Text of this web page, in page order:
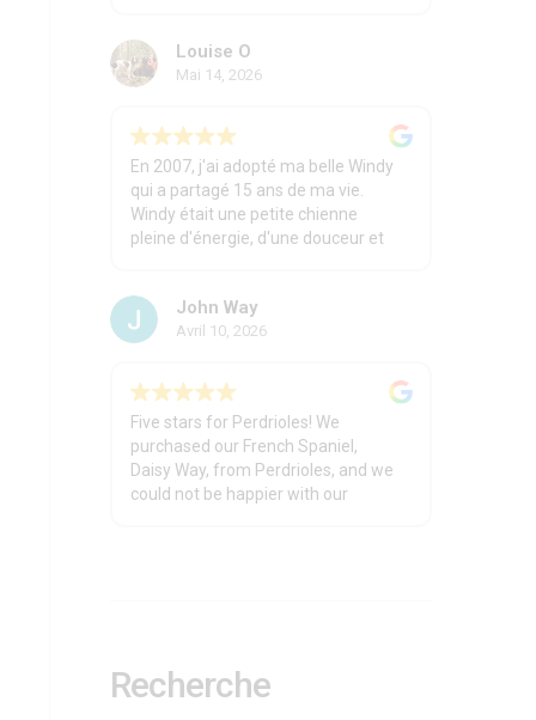
Louise O
Mai 14, 2026
En 2007, j'ai adopté ma belle Windy
qui a partagé 15 ans de ma vie.
Windy était une petite chienne
pleine d'énergie, d'une douceur et
Leslie est un éleveur passionné et
encadrant au besoin.
John Way
Avril 10, 2026
Five stars for Perdrioles! We
purchased our French Spaniel,
Daisy Way, from Perdrioles, and we
could not be happier with our
have around every day.
Recherche